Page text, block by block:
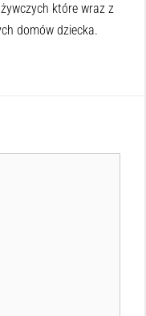
które wraz z
domów dziecka.